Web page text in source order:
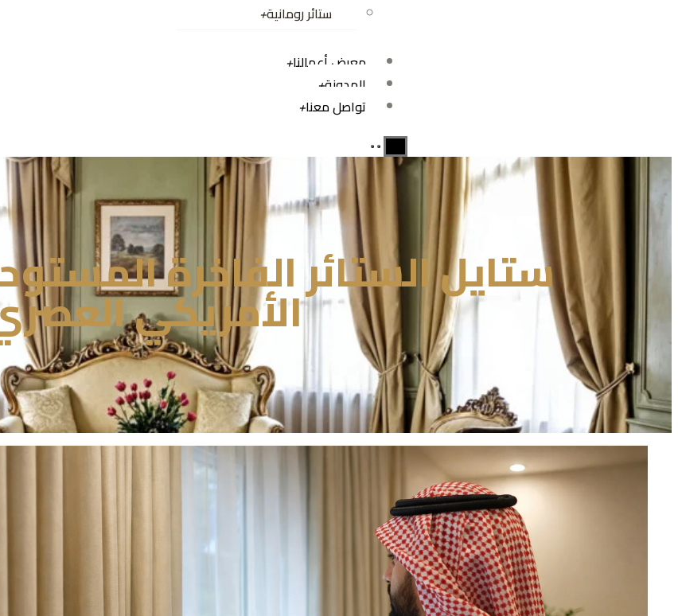
ستائر رومانية+
معرض أعمالنا+
المدونة+
تواصل معنا+
ستايل الستائر الفاخرة
الأمريكي